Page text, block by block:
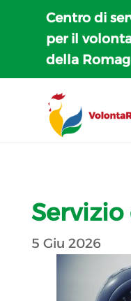
Centro di
per il
della
Servizio
5 Giu 2026